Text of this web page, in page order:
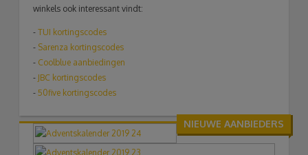
winkels ook interessant vindt:
-TUI kortingscodes
- Sarenza kortingscodes
- Coolblue aanbiedingen
- JBC kortingscodes
-50five kortingscodes
NIEUWE AANBIEDERS